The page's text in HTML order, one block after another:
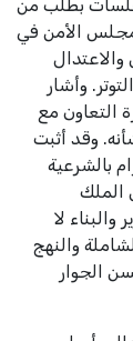
بطلب من
الأمن في
والاعتدال
وأشار
إلى ضرورة التعاون مع
وقد أثبت
بالشرعية
الملك
لا
والنهج
الجوار